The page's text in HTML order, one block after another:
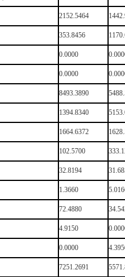
2152.5464
353.8456
0.0000
0.0000
8493.3890
1394.8340
1664.6372
102.5700
32.8194
1.3660
72.4880
4.9150
0.0000
7251.2691